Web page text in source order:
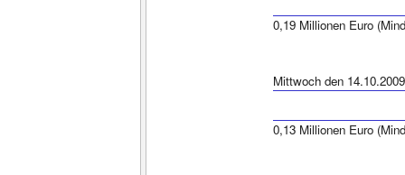
0,19 Millionen Euro
Mittwoch den 14.10.2009
0,13 Millionen Euro